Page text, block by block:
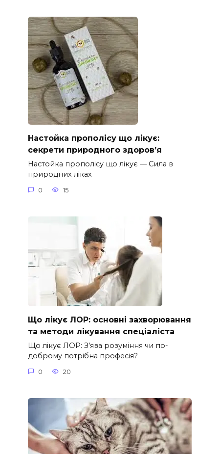
Настойка прополісу що лікує:
секрети природного здоров’я
Настойка прополісу що лікує — Сила в
природних ліках
0 15
Що лікує ЛОР: основні захворювання
та методи лікування спеціаліста
Що лікує ЛОР: З’ява розуміння чи по-
доброму потрібна професія?
0 20